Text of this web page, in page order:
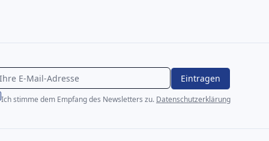
Eintragen
Ich stimme dem Empfang des Newsletters zu. Datenschutzerklärung